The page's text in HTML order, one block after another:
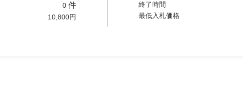
0 件
10,800円
終了時間
最低入札価格